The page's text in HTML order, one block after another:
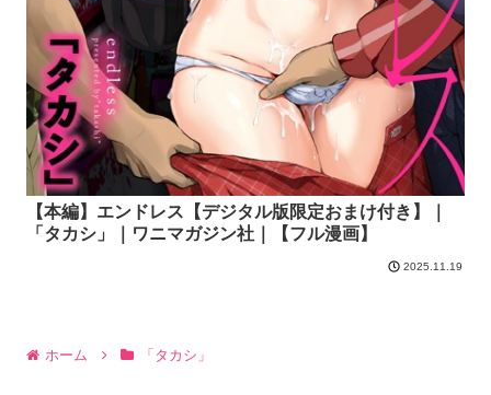
【本編】エンドレス【デジタル版限定おまけ付き】｜
「タカシ」｜ワニマガジン社｜【フル漫画】
2025.11.19
ホーム 「タカシ」